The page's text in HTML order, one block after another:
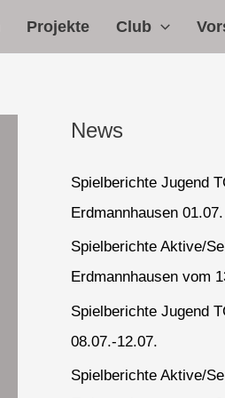
Projekte Club
News
Spielberichte Jugend
Erdmannhausen
Spielberichte Aktive/
Erdmannhausen vom
Spielberichte Jugend
08.07.-12.07.
Spielberichte Aktive/